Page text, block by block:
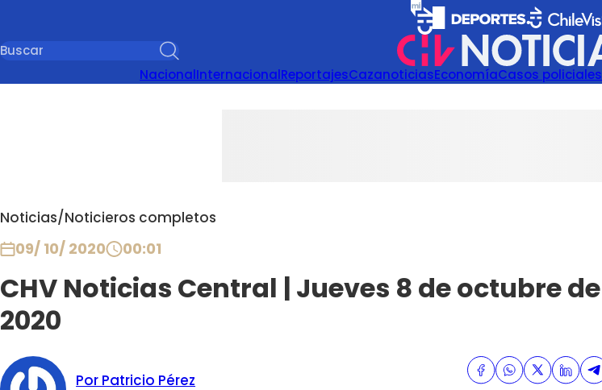
NacionalInternacionalReportajesCazanoticiasEconomíaCasos policiales
Noticias/Noticieros completos
09/ 10/ 2020 00:01
CHV Noticias Central | Jueves 8 de octubre de
2020
Por Patricio Pérez